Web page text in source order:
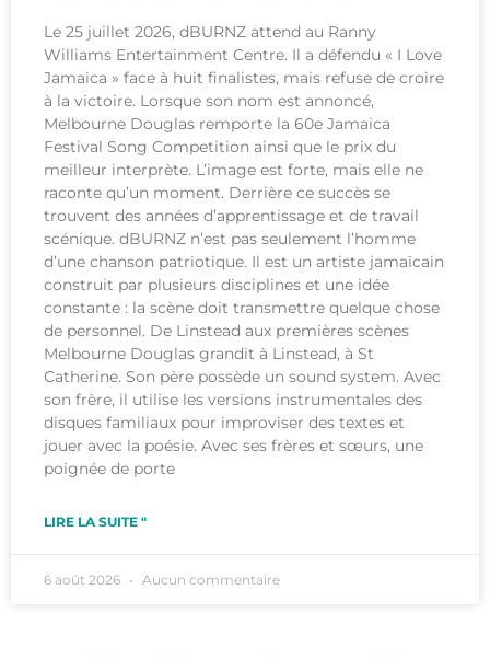
Le 25 juillet 2026, dBURNZ attend au Ranny
Williams Entertainment Centre. Il a défendu « I Love
Jamaica » face à huit finalistes, mais refuse de croire
à la victoire. Lorsque son nom est annoncé,
Melbourne Douglas remporte la 60e Jamaica
Festival Song Competition ainsi que le prix du
meilleur interprète. L’image est forte, mais elle ne
raconte qu’un moment. Derrière ce succès se
trouvent des années d’apprentissage et de travail
scénique. dBURNZ n’est pas seulement l’homme
d’une chanson patriotique. Il est un artiste jamaïcain
construit par plusieurs disciplines et une idée
constante : la scène doit transmettre quelque chose
de personnel. De Linstead aux premières scènes
Melbourne Douglas grandit à Linstead, à St
Catherine. Son père possède un sound system. Avec
son frère, il utilise les versions instrumentales des
disques familiaux pour improviser des textes et
jouer avec la poésie. Avec ses frères et sœurs, une
poignée de porte
LIRE LA SUITE "
6 août 2026 Aucun commentaire